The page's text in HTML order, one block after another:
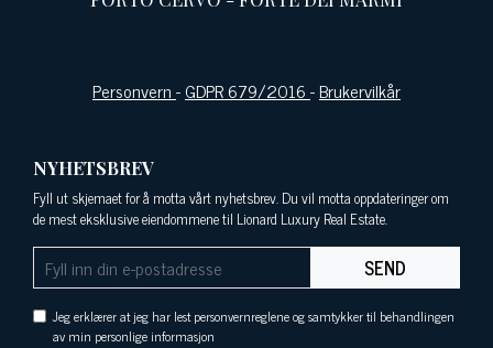
Personvern-GDPR 679/2016-Brukervilkår
NYHETSBREV
Fyll ut skjemaet for å motta vårt nyhetsbrev. Du vil motta oppdateringer om
de mest eksklusive eiendommene til Lionard Luxury Real Estate.
SEND
Jeg erklærer at jeg har lest personvernreglene og samtykker til behandlingen
av min personlige informasjon